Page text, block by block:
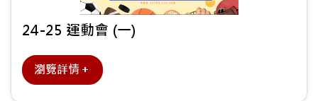
24-25 運動會 (一)
瀏覽詳情＋